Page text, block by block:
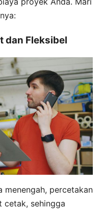
dan Fleksibel
percetakan
cetak, sehingga